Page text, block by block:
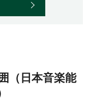
（日本音楽能